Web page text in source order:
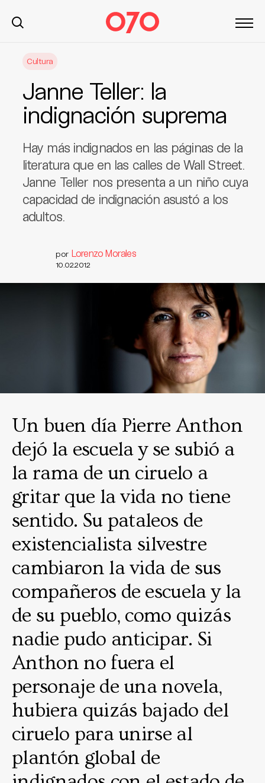
Cultura
Janne Teller: la
indignación suprema
Hay más indignados en las páginas de la
literatura que en las calles de Wall Street.
Janne Teller nos presenta a un niño cuya
capacidad de indignación asustó a los
adultos.
por Lorenzo Morales
10.02.2012
Un buen día Pierre Anthon
dejó la escuela y se subió a
la rama de un ciruelo a
gritar que la vida no tiene
sentido. Su pataleos de
existencialista silvestre
cambiaron la vida de sus
compañeros de escuela y la
de su pueblo, como quizás
nadie pudo anticipar. Si
Anthon no fuera el
personaje de una novela,
hubiera quizás bajado del
ciruelo para unirse al
plantón global de